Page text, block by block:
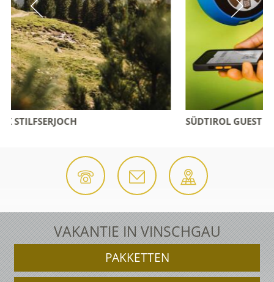
SÜDTIROL GUEST PASS VINSCHGAU
VAKANTIE IN VINSCHGAU
PAKKETTEN